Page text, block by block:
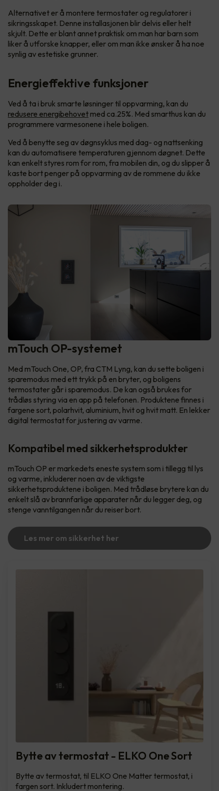
Alternativet er å montere termostater og regulatorer i
sikringsskapet. Denne installasjonen blir delvis eller helt
skjult. Dette er blant annet praktisk om man har barn som
liker å utforske knapper, eller om man ikke ønsker å ha noe
synlig av estetiske grunner.
Energieffektive funksjoner
Ved å ta i bruk smarte løsninger til oppvarming, kan du
redusere energibehovet med ca.25%. Med smarthus kan du
programmere varmesonene i hele boligen.
Ved å benytte seg av døgnsyklus med dag- og nattsenking
kan du automatisere temperaturen gjennom døgnet. Dette
kan enkelt styres rom for rom, fra mobilen din, og du slipper å
kaste bort penger på oppvarming av de rommene du ikke
oppholder deg i.
mTouch OP-systemet
Med mTouch One, OP, fra CTM Lyng, kan du sette boligen i
sparemodus med ett trykk på en bryter, og boligens
termostater går i sparemodus. De kan også brukes for
trådløs styring via en app på telefonen. Produktene finnes i
fargene sort, polarhvit, aluminium, hvit og hvit matt. En lekker
digital termostat for justering av varme.
Kompatibel med sikkerhetsprodukter
mTouch OP er markedets eneste system som i tillegg til lys
og varme, inkluderer noen av de viktigste
sikkerhetsproduktene i boligen. Med trådløse brytere kan du
enkelt slå av brannfarlige apparater når du legger deg, og
stenge vanntilgangen når du reiser bort.
Les mer om sikkerhet her
Bytte av termostat - ELKO One Sort
Bytte av termostat, til ELKO One Matter termostat, i
fargen sort. Inkludert montering.